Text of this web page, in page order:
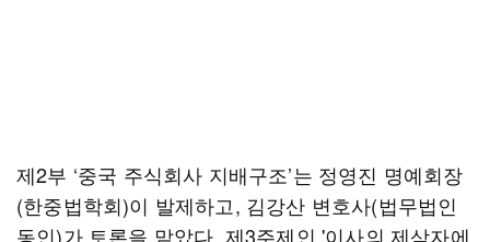
제2부 ‘중국 주식회사 지배구조’는 정영진 명예회장
(한중법학회)이 발제하고, 김강산 변호사(법무법인
동인)가 토론을 맡았다. 제3주제인 '이사의 제삼자에